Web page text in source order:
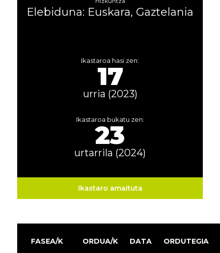
Elebiduna: Euskara, Gaztelania
Ikastaroa hasi zen:
17
urria (2023)
Ikastaroa bukatu zen:
23
urtarrila (2024)
Ikastaro amaituta
FASEA/K ORDUA/K DATA ORDUTEGIA